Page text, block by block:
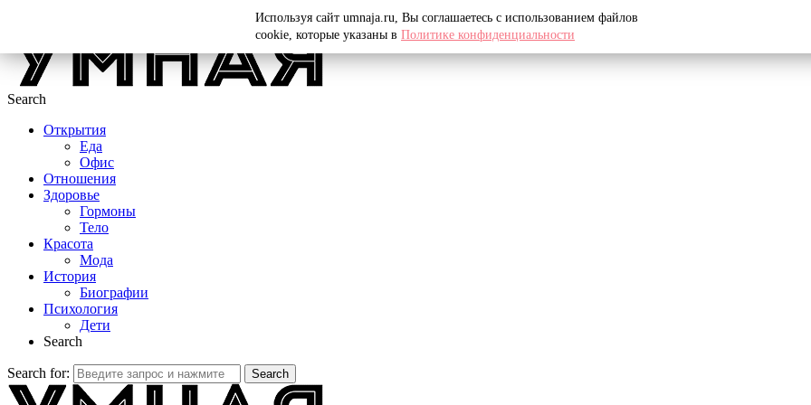
Search
Открытия
Еда
Офис
Отношения
Здоровье
Гормоны
Тело
Красота
Мода
История
Биографии
Психология
Дети
Search
Search for: Search
Используя сайт umnaja.ru, Вы соглашаетесь с использованием файлов
cookie, которые указаны в Политике конфиденциальности